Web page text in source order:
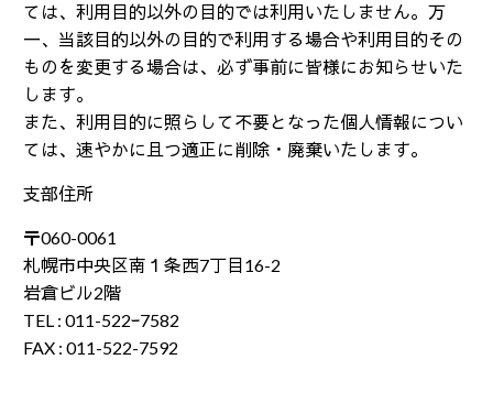
ては、利用目的以外の目的では利用いたしません。万
一、当該目的以外の目的で利用する場合や利用目的その
ものを変更する場合は、必ず事前に皆様にお知らせいた
します。
また、利用目的に照らして不要となった個人情報につい
ては、速やかに且つ適正に削除・廃棄いたします。
支部住所
〒060-0061
札幌市中央区南１条西7丁目16-2
岩倉ビル2階
TEL : 011-522ｰ7582
FAX : 011-522-7592